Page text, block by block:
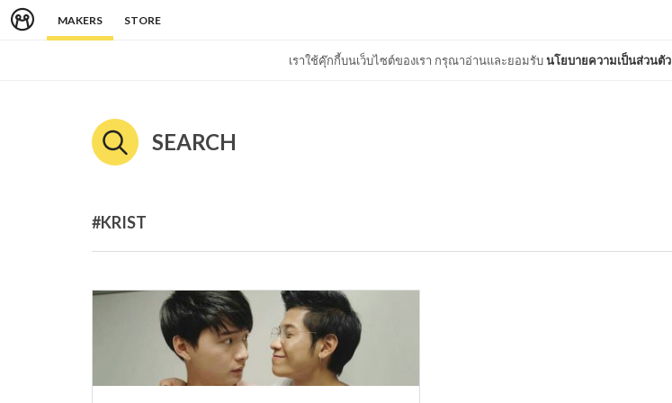
MAKERS STORE
เราใช้คุ๊กกี้บนเว็บไซต์ของเรา กรุณาอ่านและยอมรับนโยบายความเป็นส่วนตัว
SEARCH
#KRIST